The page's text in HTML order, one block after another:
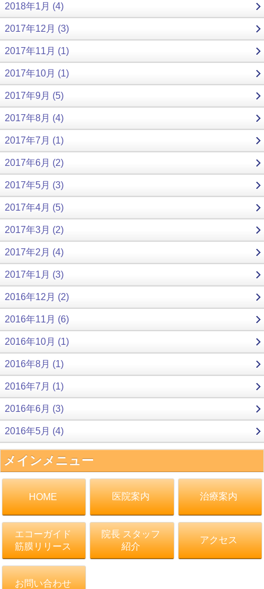
2018年1月 (4)
2017年12月 (3)
2017年11月 (1)
2017年10月 (1)
2017年9月 (5)
2017年8月 (4)
2017年7月 (1)
2017年6月 (2)
2017年5月 (3)
2017年4月 (5)
2017年3月 (2)
2017年2月 (4)
2017年1月 (3)
2016年12月 (2)
2016年11月 (6)
2016年10月 (1)
2016年8月 (1)
2016年7月 (1)
2016年6月 (3)
2016年5月 (4)
メインメニュー
HOME 医院案内 治療案内
エコーガイド
筋膜リリース
院長 スタッフ
紹介
アクセス
お問い合わせ